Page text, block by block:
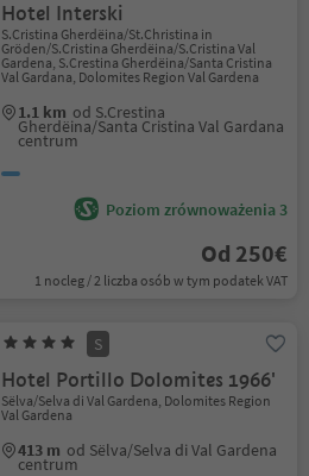
Hotel Interski
S.Cristina Gherdëina/St.Christina in
Gröden/S.Cristina Gherdëina/S.Cristina Val
Gardena, S.Crestina Gherdëina/Santa Cristina
Val Gardana, Dolomites Region Val Gardena
1.1 km od S.Crestina
Gherdëina/Santa Cristina Val Gardana
centrum
Poziom zrównoważenia 3
Od 250€
1 nocleg / 2 liczba osób w tym podatek VAT
S
Hotel Portillo Dolomites 1966'
Sëlva/Selva di Val Gardena, Dolomites Region
Val Gardena
413 m od Sëlva/Selva di Val Gardena
centrum